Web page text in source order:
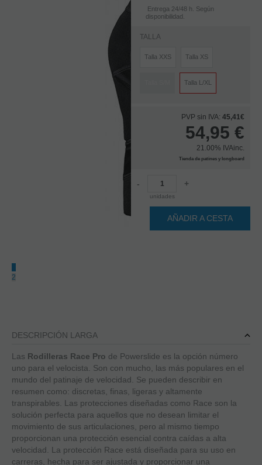
2
Entrega 24/48 h. Según
disponibilidad.
TALLA
Talla XXS Talla XS
Talla L/XL
PVP sin IVA: 45,41€
54,95 €
21.00% IVAinc.
Tienda de patines y longboard
-
unidades
+
AÑADIR A CESTA
DESCRIPCIÓN LARGA
Las Rodilleras Race Pro de Powerslide es la opción número
uno para el velocista. Son con mucho, las más populares en el
mundo del patinaje de velocidad. Se pueden describir en
resumen como: discretas, finas, ligeras y altamente
transpirables. Las protecciones diseñadas como Race son la
solución perfecta para aquellos que no desean limitar el
movimiento de sus articulaciones, pero al mismo tiempo
proporcionan una protección esencial contra caídas a alta
velocidad. La protección Race está diseñada para su uso en
carreras, hecha para ser ajustada y proporcionar una